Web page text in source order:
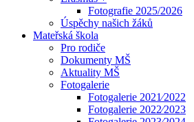
Fotografie 2025/2026
Úspěchy našich žáků
Mateřská škola
Pro rodiče
Dokumenty MŠ
Aktuality MŠ
Fotogalerie
Fotogalerie 2021⁄2022
Fotogalerie 2022⁄2023